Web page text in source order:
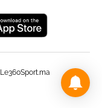
Le360Sport.ma رياضة • جميع الحقوق محفوضة - 2023